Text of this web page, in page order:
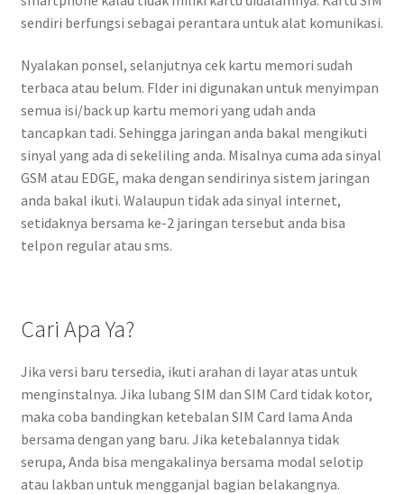
sendiri berfungsi sebagai perantara untuk alat komunikasi.
Nyalakan ponsel, selanjutnya cek kartu memori sudah
terbaca atau belum. Flder ini digunakan untuk menyimpan
semua isi/back up kartu memori yang udah anda
tancapkan tadi. Sehingga jaringan anda bakal mengikuti
sinyal yang ada di sekeliling anda. Misalnya cuma ada sinyal
GSM atau EDGE, maka dengan sendirinya sistem jaringan
anda bakal ikuti. Walaupun tidak ada sinyal internet,
setidaknya bersama ke-2 jaringan tersebut anda bisa
telpon regular atau sms.
Cari Apa Ya?
Jika versi baru tersedia, ikuti arahan di layar atas untuk
menginstalnya. Jika lubang SIM dan SIM Card tidak kotor,
maka coba bandingkan ketebalan SIM Card lama Anda
bersama dengan yang baru. Jika ketebalannya tidak
serupa, Anda bisa mengakalinya bersama modal selotip
atau lakban untuk mengganjal bagian belakangnya.